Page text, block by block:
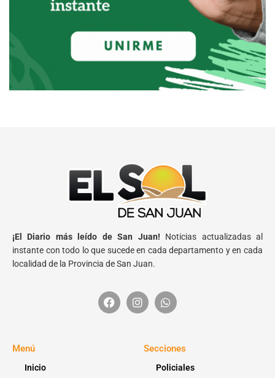
¡El Diario más leído de San Juan! Noticias actualizadas al
instante con todo lo que sucede en cada departamento y en cada
localidad de la Provincia de San Juan.
Menú
Inicio
Secciones
Policiales